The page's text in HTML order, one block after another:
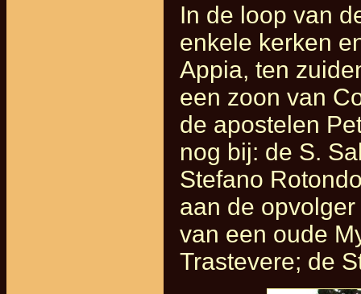
In de loop van
enkele kerken
Appia, ten
een zoon van
de apostelen
nog bij: de S.
Stefano
aan de
van een oude
Trastevere; de